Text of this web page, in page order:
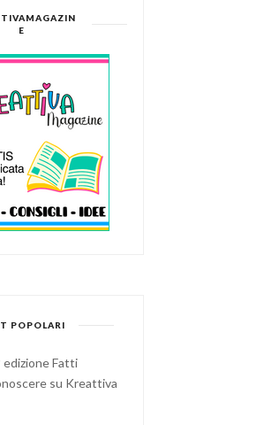
E
POPOLARI
edizione Fatti
su Kreattiva